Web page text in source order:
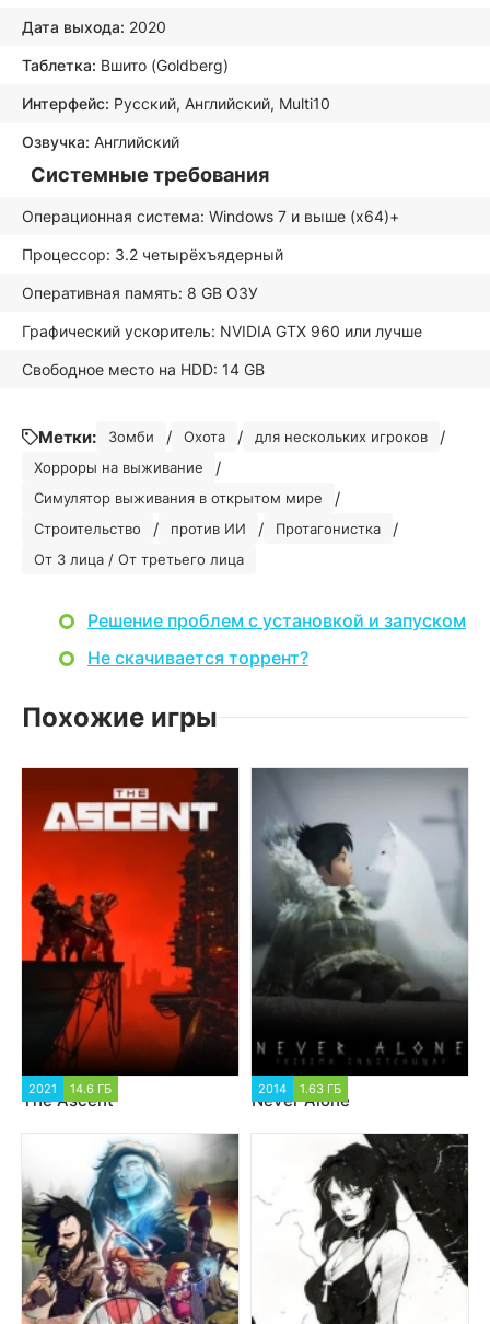
Дата выхода: 2020
Таблетка: Вшито (Goldberg)
Интерфейс: Русский, Английский, Multi10
Озвучка: Английский
Системные требования
Операционная система: Windows 7 и выше (х64)+
Процессор: 3.2 четырёхъядерный
Оперативная память: 8 GB ОЗУ
Графический ускоритель: NVIDIA GTX 960 или лучше
Свободное место на HDD: 14 GB
Метки: Зомби / Охота / для нескольких игроков /
Хорроры на выживание /
Симулятор выживания в открытом мире /
Строительство / против ИИ / Протагонистка /
От 3 лица / От третьего лица
Решение проблем с установкой и запуском
Не скачивается торрент?
Похожие игры
2021 14.6 ГБ
The Ascent
2014 1.63 ГБ
Never Alone